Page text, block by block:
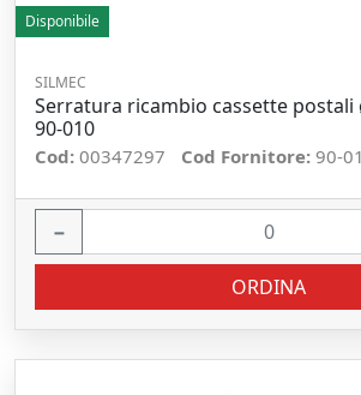
Disponibile
SILMEC
Serratura ricambio cassette postali
90-010
Cod: 00347297 Cod Fornitore: 90-
−
ORDINA